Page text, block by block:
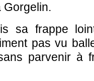
Gorgelin.
sa frappe
pas vu
parvenir à